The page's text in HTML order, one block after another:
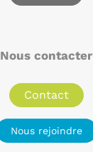
Nous contacter
Contact
Nous rejoindre